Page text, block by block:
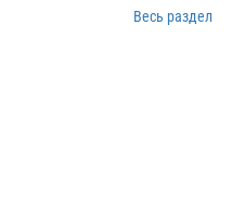
Весь раздел